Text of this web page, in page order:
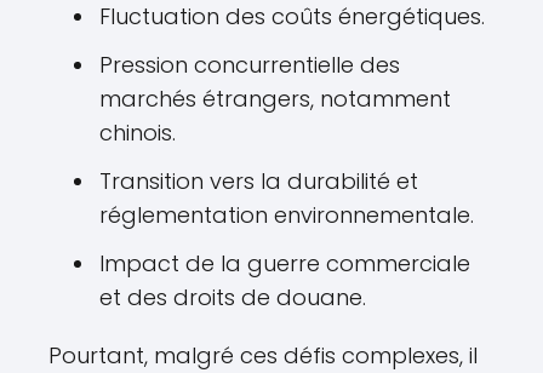
Fluctuation des coûts énergétiques.
Pression concurrentielle des
marchés étrangers, notamment
chinois.
Transition vers la durabilité et
réglementation environnementale.
Impact de la guerre commerciale
et des droits de douane.
Pourtant, malgré ces défis complexes, il